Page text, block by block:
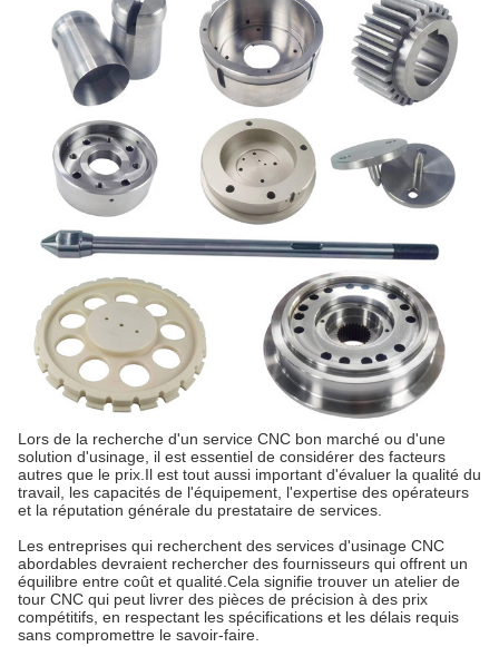
Lors de la recherche d'un service CNC bon marché ou d'une
solution d'usinage, il est essentiel de considérer des facteurs
autres que le prix.Il est tout aussi important d'évaluer la qualité du
travail, les capacités de l'équipement, l'expertise des opérateurs
et la réputation générale du prestataire de services.
Les entreprises qui recherchent des services d'usinage CNC
abordables devraient rechercher des fournisseurs qui offrent un
équilibre entre coût et qualité.Cela signifie trouver un atelier de
tour CNC qui peut livrer des pièces de précision à des prix
compétitifs, en respectant les spécifications et les délais requis
sans compromettre le savoir-faire.